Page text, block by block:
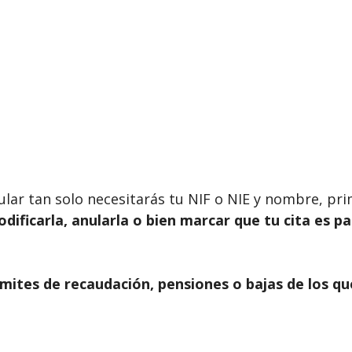
tan solo necesitarás tu NIF o NIE y nombre,
anularla o bien marcar que tu cita es
de recaudación, pensiones o bajas de los